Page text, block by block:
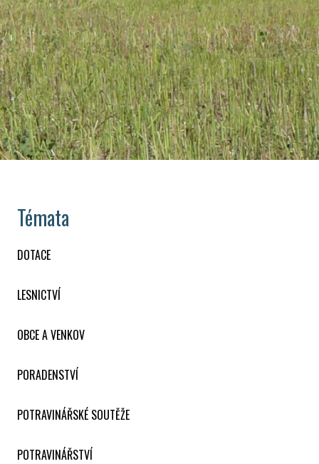
Témata
DOTACE
LESNICTVÍ
OBCE A VENKOV
PORADENSTVÍ
POTRAVINÁŘSKÉ SOUTĚŽE
POTRAVINÁŘSTVÍ